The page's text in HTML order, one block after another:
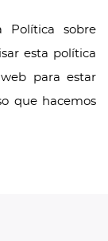
Política sobre
esta política
para estar
que hacemos